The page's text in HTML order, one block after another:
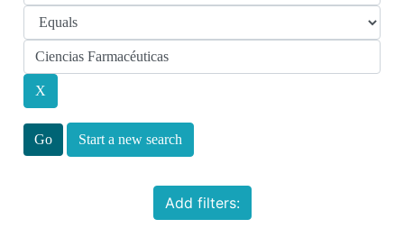
Start a new search
Add filters: